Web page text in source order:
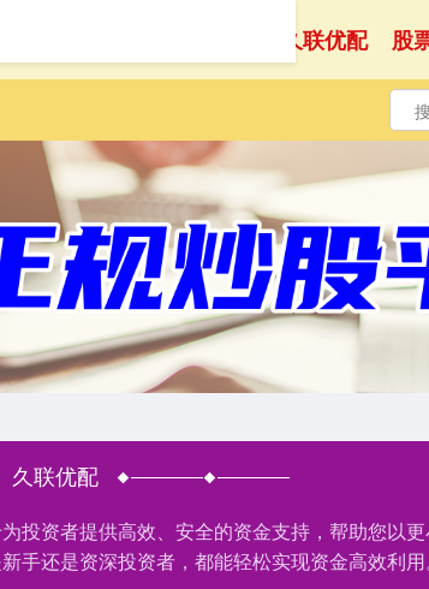
久联优配 股
久联优配
投资者提供高效、安全的资金支持，帮助您以
手还是资深投资者，都能轻松实现资金高效利